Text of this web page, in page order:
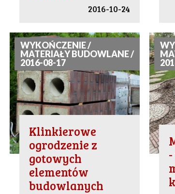
2016-10-24
WYKOŃCZENIE /
MATERIAŁY BUDOWLANE /
2016-08-17
Klinkierowe
ogrodzenie z
gotowych
elementów
budowlanych